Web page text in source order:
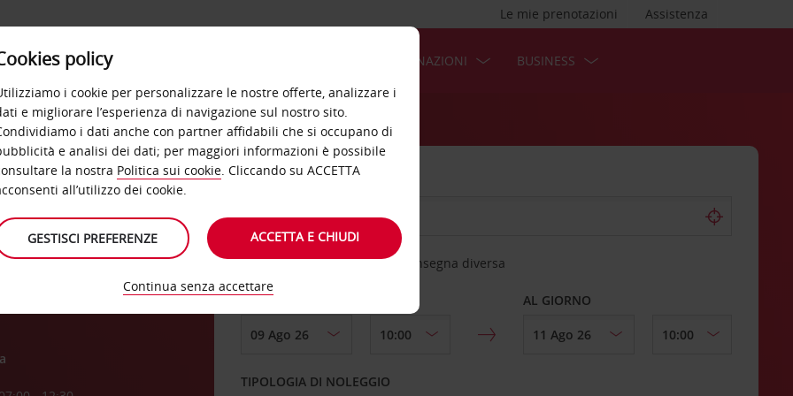
Assistenza
Le mie prenotazioni
OFFERTE DESTINAZIONI BUSINESS
Scegli una località di riconsegna diversa
DAL GIORNO AL GIORNO
TIPOLOGIA DI NOLEGGIO
policy
i cookie per personalizzare le nostre offerte, analizzare i
e migliorare l’esperienza di navigazione sul nostro sito.
i dati anche con partner affidabili che si occupano di
e analisi dei dati; per maggiori informazioni è possibile
la nostra Politica sui cookie. Cliccando su ACCETTA
all’utilizzo dei cookie.
GESTISCI PREFERENZE ACCETTA E CHIUDI
Continua senza accettare